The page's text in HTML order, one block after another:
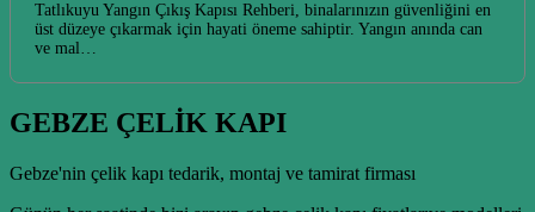
Tatlıkuyu Yangın Çıkış Kapısı Rehberi, binalarınızın güvenliğini en
üst düzeye çıkarmak için hayati öneme sahiptir. Yangın anında can
ve mal…
GEBZE ÇELİK KAPI
Gebze'nin çelik kapı tedarik, montaj ve tamirat firması